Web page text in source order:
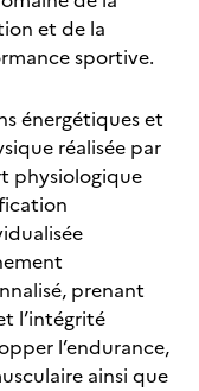
et de la
sportive.
énergétiques et
réalisée par
physiologique
prenant
l’intégrité
l’endurance,
ainsi que